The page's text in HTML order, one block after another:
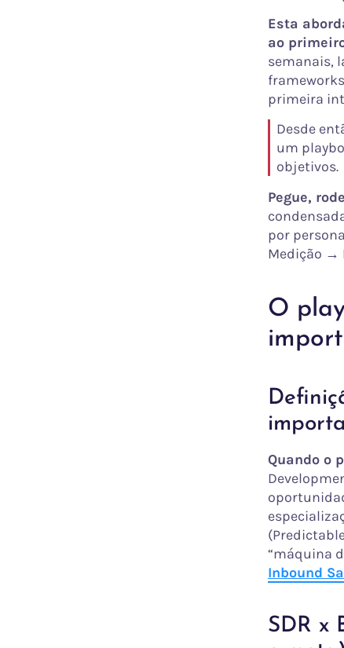
Esta
ao
semanais,
primeira
Desde
um
objetivos.
Pegue,
por
Medição →
O
Quando o
“máquina
Inbound
SDR x